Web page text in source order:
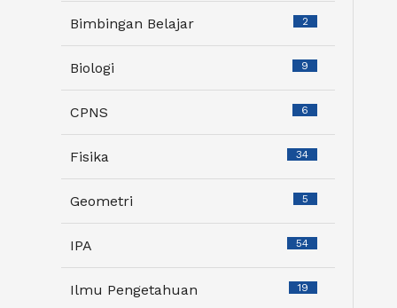
Bimbingan Belajar 2
Biologi 9
CPNS 6
Fisika 34
Geometri 5
IPA 54
Ilmu Pengetahuan 19